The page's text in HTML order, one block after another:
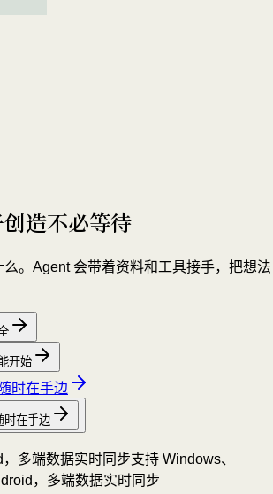
创造不必等待
。Agent 会带着资料和工具接手，把想法
开始
时在手边
时在手边
多端数据实时同步支持 Windows、
，多端数据实时同步